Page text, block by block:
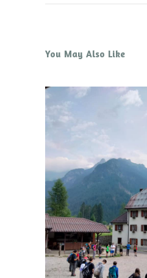
You May Also Like